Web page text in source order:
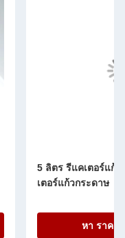
5 ลิตร รีแคเตอร์แก้
เตอร์แก้วกระดาษ
หา ราคา